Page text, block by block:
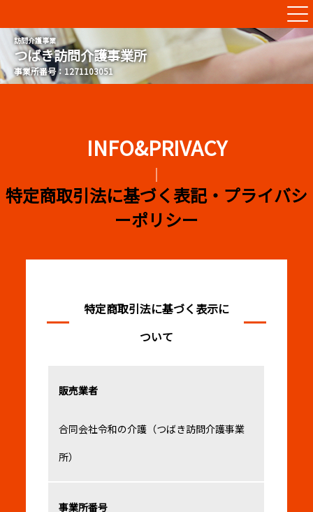
つばき訪問介護事業所
特定商取引法に基づく表記・プライバシ
ーポリシー
特定商取引法に基づく表示に
ついて
販売業者
合同会社令和の介護（つばき訪問介護事業
所）
事業所番号